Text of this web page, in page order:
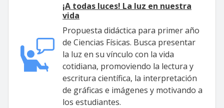
¡A todas luces! La luz en nuestra
vida
Propuesta didáctica para primer año
de Ciencias Físicas. Busca presentar
la luz en su vínculo con la vida
cotidiana, promoviendo la lectura y
escritura científica, la interpretación
de gráficas e imágenes y motivando a
los estudiantes.